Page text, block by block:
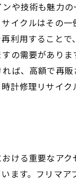
や技術も魅力
イクルはその
用すること
の需要があり
ば、高額で再
計修理リサイク
ける重要なア
ます。フリマ